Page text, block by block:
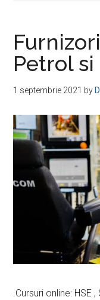
Petrol si
1 septembrie 2021 by
.Cursuri online: HSE